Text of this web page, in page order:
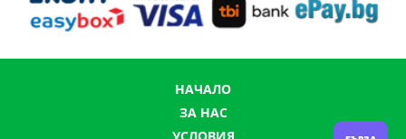
НАЧАЛО
ЗА НАС